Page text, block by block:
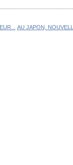
AU JAPON,